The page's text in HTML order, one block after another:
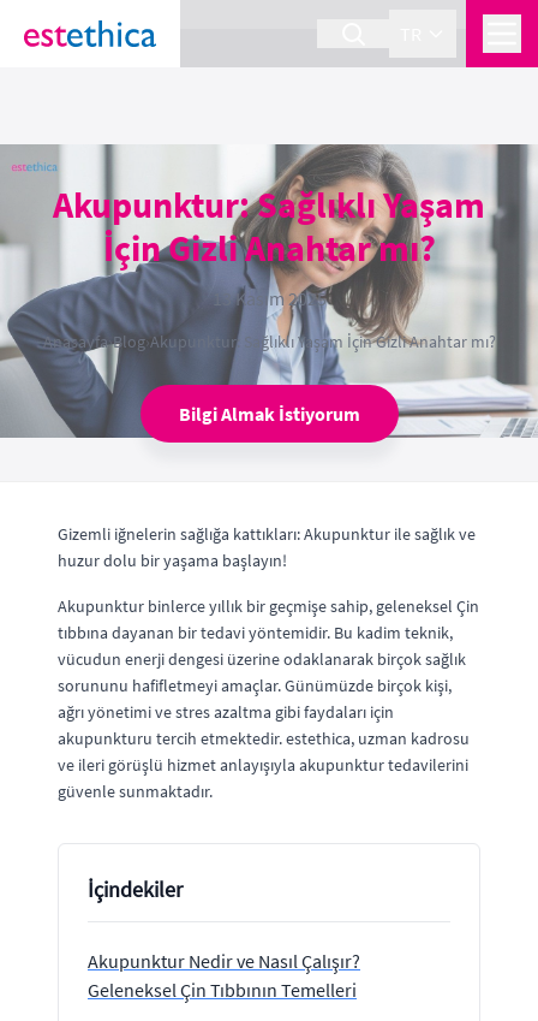
section Service {
Akupunktur: Sağlıklı Yaşam
İçin Gizli Anahtar mı?
13 Kasım 2025
Anasayfa›Blog›Akupunktur: Sağlıklı Yaşam İçin Gizli Anahtar mı?
Bilgi Almak İstiyorum
Gizemli iğnelerin sağlığa kattıkları: Akupunktur ile sağlık ve
huzur dolu bir yaşama başlayın!
Akupunktur binlerce yıllık bir geçmişe sahip, geleneksel Çin
tıbbına dayanan bir tedavi yöntemidir. Bu kadim teknik,
vücudun enerji dengesi üzerine odaklanarak birçok sağlık
sorununu hafifletmeyi amaçlar. Günümüzde birçok kişi,
ağrı yönetimi ve stres azaltma gibi faydaları için
akupunkturu tercih etmektedir. estethica, uzman kadrosu
ve ileri görüşlü hizmet anlayışıyla akupunktur tedavilerini
güvenle sunmaktadır.
İçindekiler
Akupunktur Nedir ve Nasıl Çalışır?
Geleneksel Çin Tıbbının Temelleri